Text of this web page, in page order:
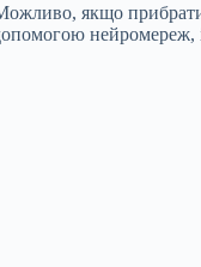
якщо